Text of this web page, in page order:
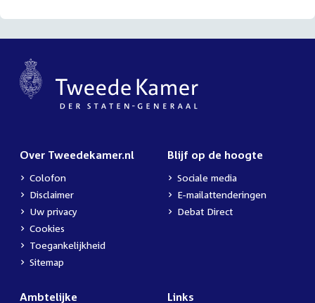
Over Tweedekamer.nl
Colofon
Disclaimer
Uw privacy
Cookies
Toegankelijkheid
Sitemap
Blijf op de hoogte
Sociale media
E-mailattenderingen
Debat Direct
Ambtelijke Links